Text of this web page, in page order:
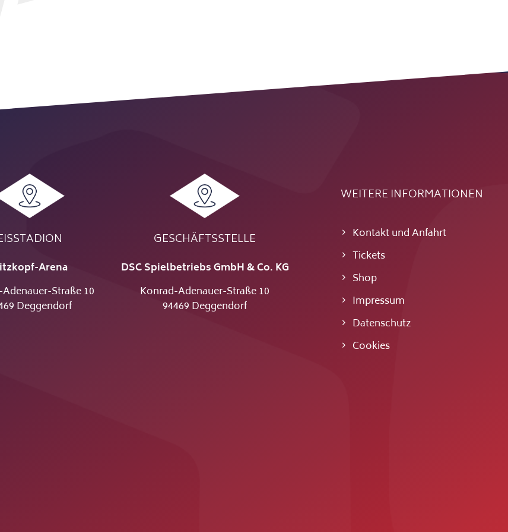
Arena
Straße 10
Deggendorf
GESCHÄFTSSTELLE
DSC Spielbetriebs GmbH & Co. KG
Konrad-Adenauer-Straße 10
94469 Deggendorf
WEITERE INFORMATIONEN
Kontakt und Anfahrt
Tickets
Shop
Impressum
Datenschutz
Cookies